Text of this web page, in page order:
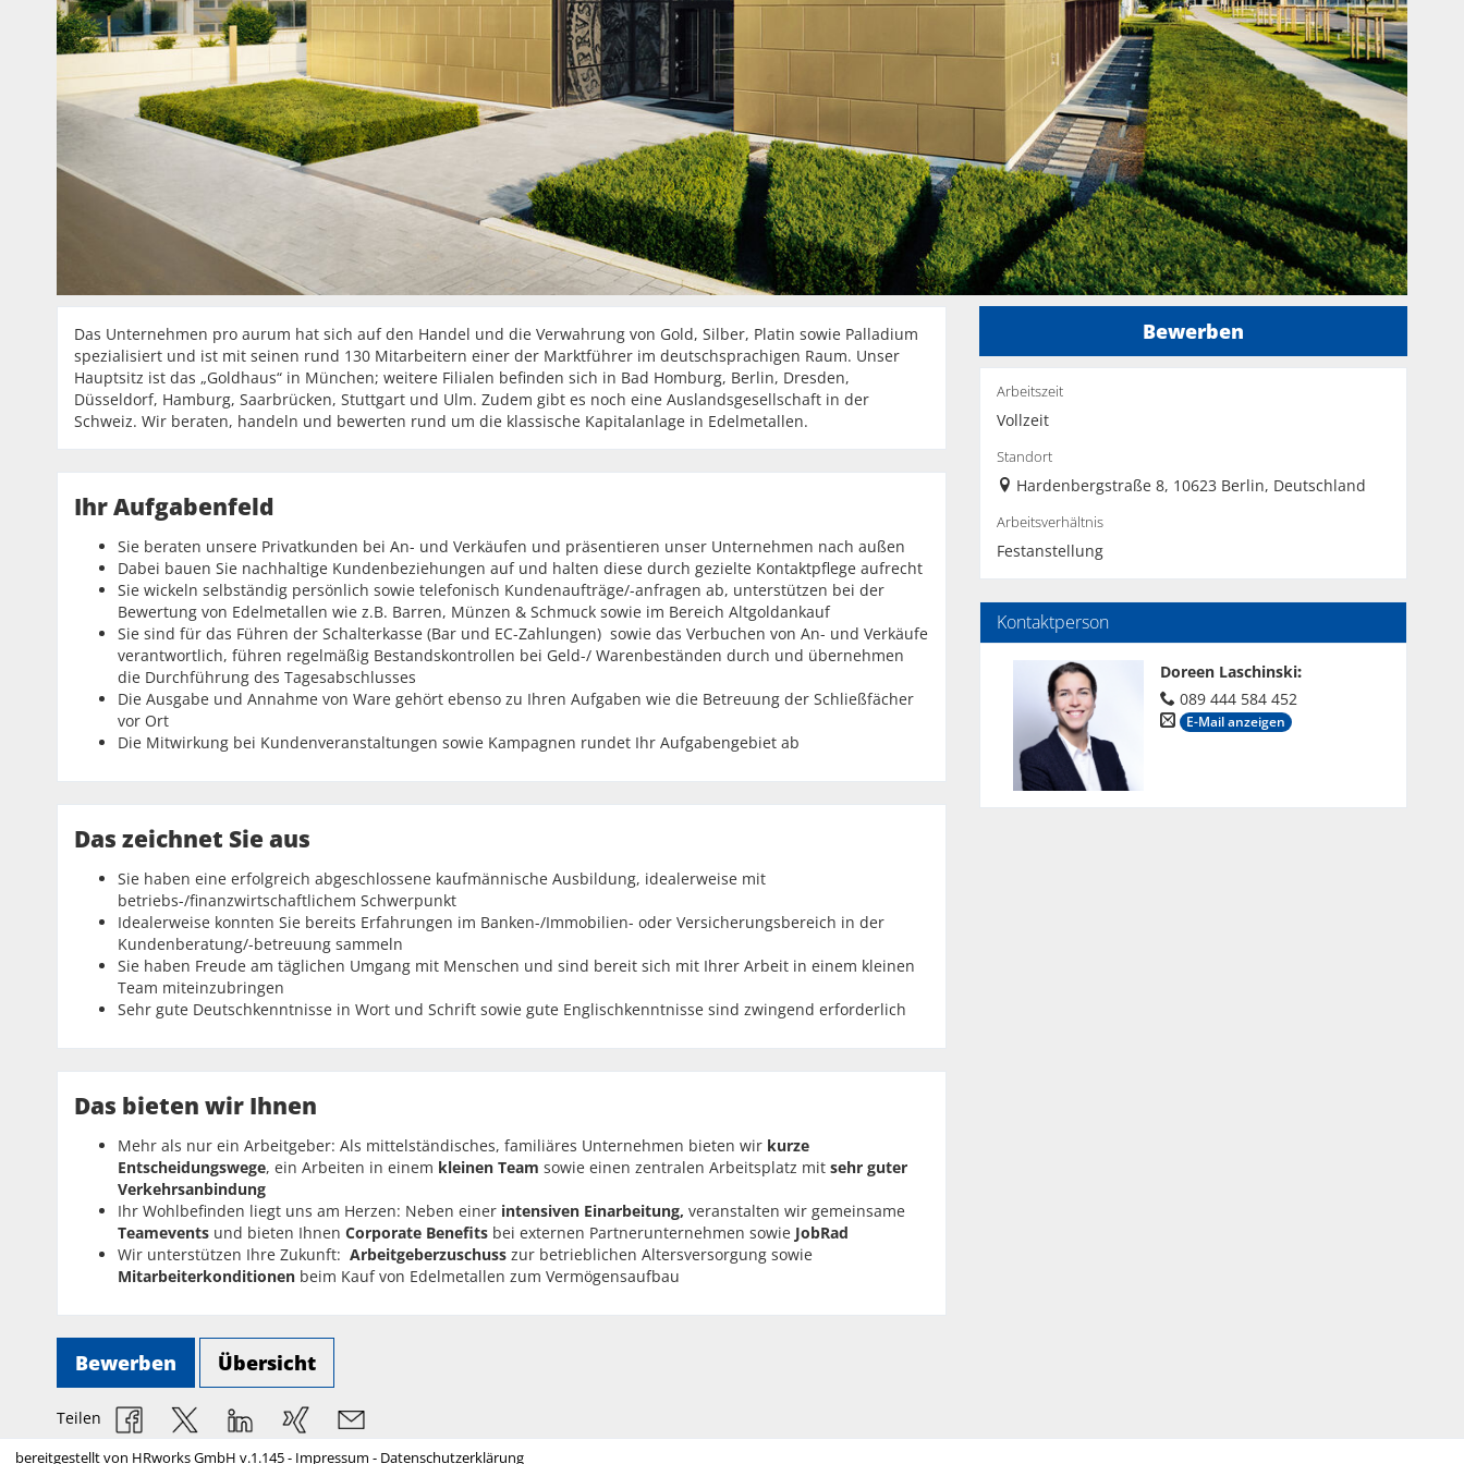
Das Unternehmen pro aurum hat sich auf den Handel und die Verwahrung von Gold, Silber, Platin sowie Palladium
spezialisiert und ist mit seinen rund 130 Mitarbeitern einer der Marktführer im deutschsprachigen Raum. Unser
Hauptsitz ist das „Goldhaus“ in München; weitere Filialen befinden sich in Bad Homburg, Berlin, Dresden,
Düsseldorf, Hamburg, Saarbrücken, Stuttgart und Ulm. Zudem gibt es noch eine Auslandsgesellschaft in der
Schweiz. Wir beraten, handeln und bewerten rund um die klassische Kapitalanlage in Edelmetallen.
Ihr Aufgabenfeld
Sie beraten unsere Privatkunden bei An- und Verkäufen und präsentieren unser Unternehmen nach außen
Dabei bauen Sie nachhaltige Kundenbeziehungen auf und halten diese durch gezielte Kontaktpflege aufrecht
Sie wickeln selbständig persönlich sowie telefonisch Kundenaufträge/-anfragen ab, unterstützen bei der
Bewertung von Edelmetallen wie z.B. Barren, Münzen & Schmuck sowie im Bereich Altgoldankauf
Sie sind für das Führen der Schalterkasse (Bar und EC-Zahlungen) sowie das Verbuchen von An- und Verkäufe
verantwortlich, führen regelmäßig Bestandskontrollen bei Geld-/ Warenbeständen durch und übernehmen
die Durchführung des Tagesabschlusses
Die Ausgabe und Annahme von Ware gehört ebenso zu Ihren Aufgaben wie die Betreuung der Schließfächer
vor Ort
Die Mitwirkung bei Kundenveranstaltungen sowie Kampagnen rundet Ihr Aufgabengebiet ab
Das zeichnet Sie aus
Sie haben eine erfolgreich abgeschlossene kaufmännische Ausbildung, idealerweise mit
betriebs-/finanzwirtschaftlichem Schwerpunkt
Idealerweise konnten Sie bereits Erfahrungen im Banken-/Immobilien- oder Versicherungsbereich in der
Kundenberatung/-betreuung sammeln
Sie haben Freude am täglichen Umgang mit Menschen und sind bereit sich mit Ihrer Arbeit in einem kleinen
Team miteinzubringen
Sehr gute Deutschkenntnisse in Wort und Schrift sowie gute Englischkenntnisse sind zwingend erforderlich
Das bieten wir Ihnen
Mehr als nur ein Arbeitgeber: Als mittelständisches, familiäres Unternehmen bieten wir kurze
Entscheidungswege, ein Arbeiten in einem kleinen Team sowie einen zentralen Arbeitsplatz mit sehr guter
Verkehrsanbindung
Ihr Wohlbefinden liegt uns am Herzen: Neben einer intensiven Einarbeitung, veranstalten wir gemeinsame
Teamevents und bieten Ihnen Corporate Benefits bei externen Partnerunternehmen sowie JobRad
Wir unterstützen Ihre Zukunft: Arbeitgeberzuschuss zur betrieblichen Altersversorgung sowie
Mitarbeiterkonditionen beim Kauf von Edelmetallen zum Vermögensaufbau
Bewerben Übersicht
Teilen
Bewerben
Arbeitszeit
Vollzeit
Standort
Hardenbergstraße 8, 10623 Berlin, Deutschland
Arbeitsverhältnis
Festanstellung
Kontaktperson
Doreen Laschinski:
089 444 584 452
E-Mail anzeigen
bereitgestellt von HRworks GmbH v.1.145 - Impressum - Datenschutzerklärung